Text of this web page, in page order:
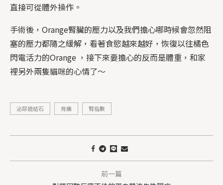
直接可從體外操作。
手術後，Orange腎臟的壓力以及我們擔心哪時候會忽然阻
塞的壓力都隨之緩解，看著食慾越來越好，恢復以往橘色
閃電活力的Orange ，接下來要擔心的反而是體重，和家
裡另外兩隻貓咪的心情了～
泌尿道結石 背痛 腎指數
前一篇